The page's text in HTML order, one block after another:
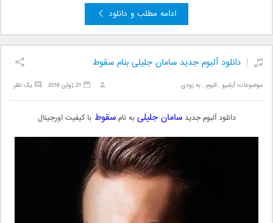
ادامه مطلب و دانلود
دانلود آلبوم جدید سامان جلیلی بنام سقوط
موضوعات:آرشیو ,البوم ,به زودی یک نظر 21 ژوئن 2016
دانلود آلبوم جدیدسامان جلیلیبه نامسقوطبا کیفیت اورجینال